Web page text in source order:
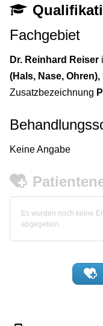
Fachgebiet
Dr. Reinhard Reiser
(Hals, Nase,
Zusatzbezeichnung
Keine Angabe
Es wurden noch keine
abgegeben.